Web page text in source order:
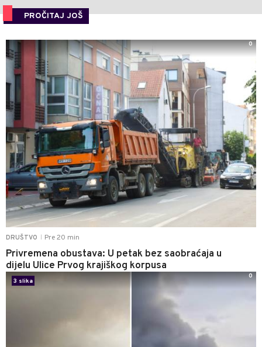
PROČITAJ JOŠ
DRUŠTVO Pre 20 min
Privremena obustava: U petak bez saobraćaja u
dijelu Ulice Prvog krajiškog korpusa
0
3 slika
0